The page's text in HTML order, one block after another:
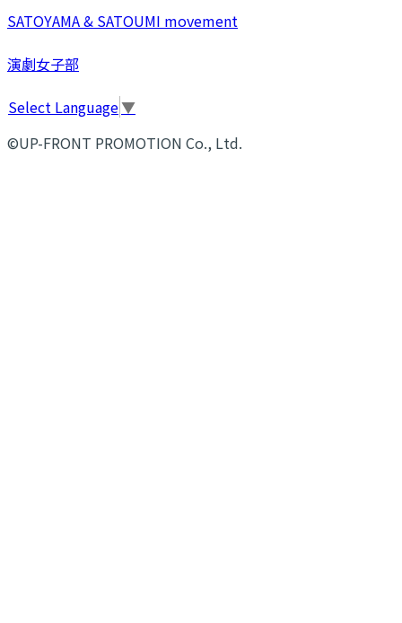
SATOYAMA & SATOUMI movement
演劇女子部
Select Language▼
©UP-FRONT PROMOTION Co., Ltd.